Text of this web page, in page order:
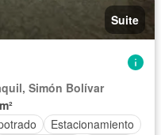
Suite
Simón Bolívar
Estacionamiento